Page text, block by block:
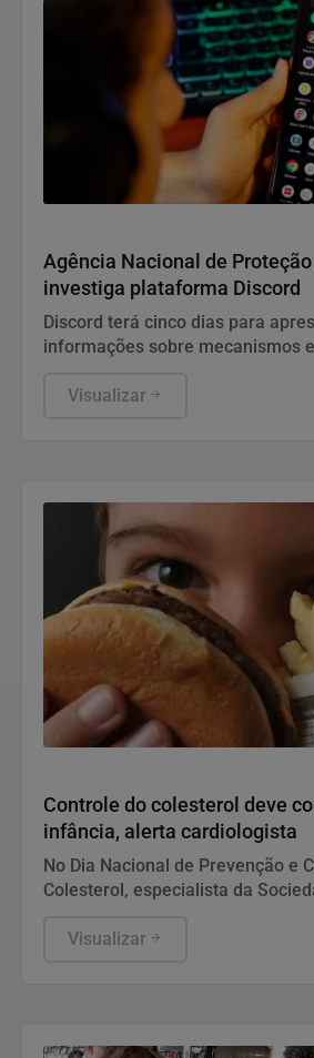
Agência Nacional de
investiga plataforma Discord
Discord terá cinco dias para
informações sobre mecanismos
crianças e adolescentes,
Visualizar
Controle do colesterol deve
infância, alerta cardiologista
No Dia Nacional de Prevenção e
Colesterol, especialista da
anos, alimentação equilibrada e
Visualizar